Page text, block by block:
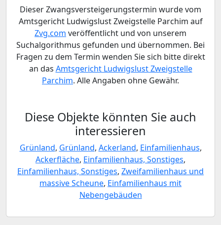
Dieser Zwangsversteigerungstermin wurde vom
Amtsgericht Ludwigslust Zweigstelle Parchim auf
Zvg.com veröffentlicht und von unserem
Suchalgorithmus gefunden und übernommen. Bei
Fragen zu dem Termin wenden Sie sich bitte direkt
an das Amtsgericht Ludwigslust Zweigstelle
Parchim. Alle Angaben ohne Gewähr.
Diese Objekte könnten Sie auch
interessieren
Grünland, Grünland, Ackerland, Einfamilienhaus,
Ackerfläche, Einfamilienhaus, Sonstiges,
Einfamilienhaus, Sonstiges, Zweifamilienhaus und
massive Scheune, Einfamilienhaus mit
Nebengebäuden